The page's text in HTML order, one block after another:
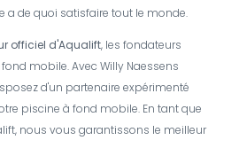
a de quoi satisfaire tout le monde.
officiel d'Aqualift, les fondateurs
mobile. Avec Willy Naessens
d'un partenaire expérimenté
piscine à fond mobile. En tant que
nous vous garantissons le meilleur